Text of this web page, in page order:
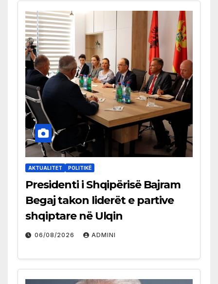
AKTUALITET POLITIKË
Presidenti i Shqipërisë Bajram
Begaj takon liderët e partive
shqiptare në Ulqin
06/08/2026 ADMINI